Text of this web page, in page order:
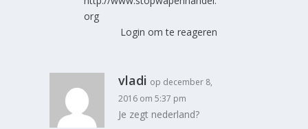
org
Login om te reageren
vladi op december 8,
2016 om 5:37 pm
Je zegt nederland?